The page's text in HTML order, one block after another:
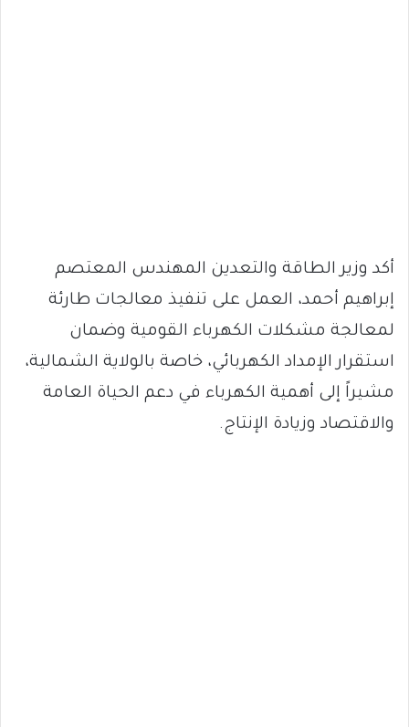
أكد وزير الطاقة والتعدين المهندس المعتصم
إبراهيم أحمد، العمل على تنفيذ معالجات طارئة
لمعالجة مشكلات الكهرباء القومية وضمان
استقرار الإمداد الكهربائي، خاصة بالولاية الشمالية،
مشيراً إلى أهمية الكهرباء في دعم الحياة العامة
والاقتصاد وزيادة الإنتاج.